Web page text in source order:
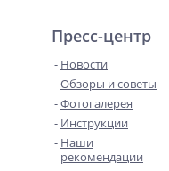
Пресс-центр
Новости
Обзоры и советы
Фотогалерея
Инструкции
Наши
рекомендации